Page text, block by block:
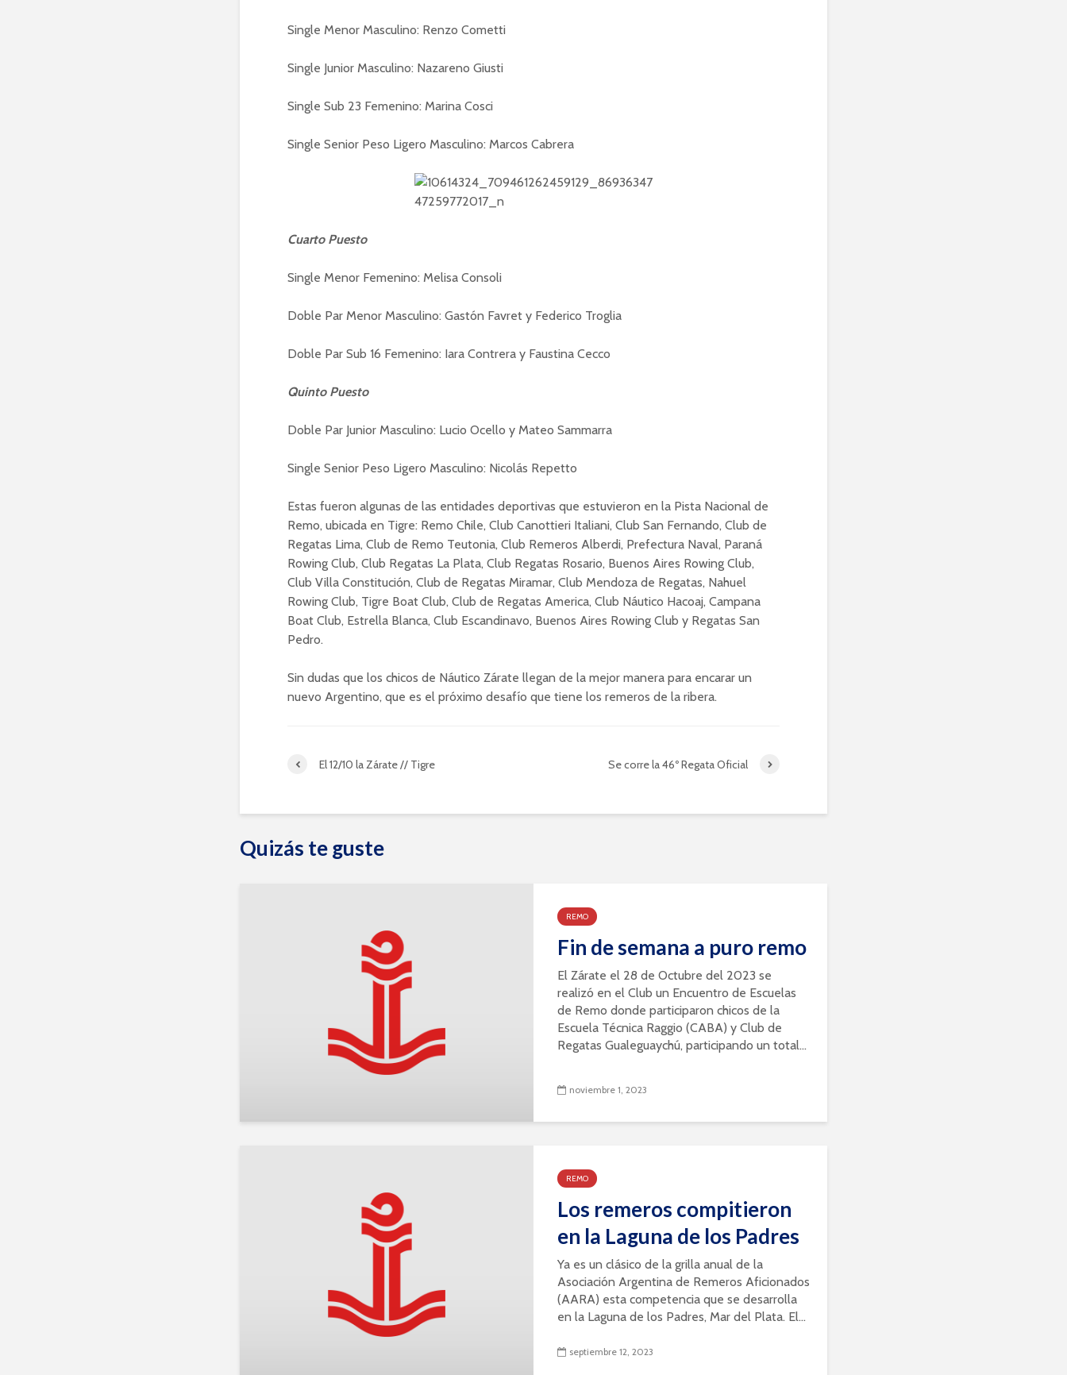
Single Menor Masculino: Renzo Cometti
Single Junior Masculino: Nazareno Giusti
Single Sub 23 Femenino: Marina Cosci
Single Senior Peso Ligero Masculino: Marcos Cabrera
Cuarto Puesto
Single Menor Femenino: Melisa Consoli
Doble Par Menor Masculino: Gastón Favret y Federico Troglia
Doble Par Sub 16 Femenino: Iara Contrera y Faustina Cecco
Quinto Puesto
Doble Par Junior Masculino: Lucio Ocello y Mateo Sammarra
Single Senior Peso Ligero Masculino: Nicolás Repetto
Estas fueron algunas de las entidades deportivas que estuvieron en la Pista Nacional de
Remo, ubicada en Tigre: Remo Chile, Club Canottieri Italiani, Club San Fernando, Club de
Regatas Lima, Club de Remo Teutonia, Club Remeros Alberdi, Prefectura Naval, Paraná
Rowing Club, Club Regatas La Plata, Club Regatas Rosario, Buenos Aires Rowing Club,
Club Villa Constitución, Club de Regatas Miramar, Club Mendoza de Regatas, Nahuel
Rowing Club, Tigre Boat Club, Club de Regatas America, Club Náutico Hacoaj, Campana
Boat Club, Estrella Blanca, Club Escandinavo, Buenos Aires Rowing Club y Regatas San
Pedro.
Sin dudas que los chicos de Náutico Zárate llegan de la mejor manera para encarar un
nuevo Argentino, que es el próximo desafío que tiene los remeros de la ribera.
El 12/10 la Zárate // Tigre Se corre la 46º Regata Oficial
Quizás te guste
REMO
Fin de semana a puro remo
El Zárate el 28 de Octubre del 2023 se
realizó en el Club un Encuentro de Escuelas
de Remo donde participaron chicos de la
Escuela Técnica Raggio (CABA) y Club de
Regatas Gualeguaychú, participando un total...
noviembre 1, 2023
REMO
Los remeros compitieron
en la Laguna de los Padres
Ya es un clásico de la grilla anual de la
Asociación Argentina de Remeros Aficionados
(AARA) esta competencia que se desarrolla
en la Laguna de los Padres, Mar del Plata. El...
septiembre 12, 2023